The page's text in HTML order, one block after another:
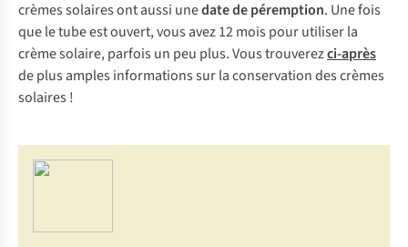
crèmes solaires ont aussi unedate de péremption. Une fois
que le tube est ouvert, vous avez 12 mois pour utiliser la
crème solaire, parfois un peu plus. Vous trouverezci-après
de plus amples informations sur la conservation des crèmes
solaires !